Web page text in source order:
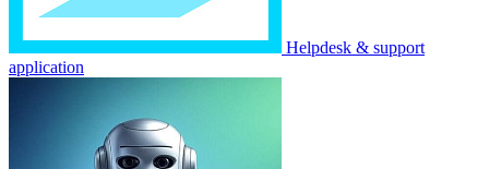
Helpdesk & support
application